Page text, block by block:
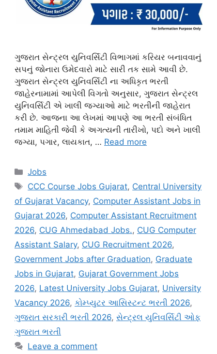
ગુજરાત સેન્ટ્રલ યુનિવર્સિટી વિભાગમાં કરિયર બનાવવાનું
સપનું જોનારા ઉમેદવારો માટે સારી તક સામે આવી છે.
ગુજરાત સેન્ટ્રલ યુનિવર્સિટી ના અધિકૃત ભરતી
જાહેરનામામાં આપેલી વિગતો અનુસાર, ગુજરાત સેન્ટ્રલ
યુનિવર્સિટી એ ખાલી જગ્યાઓ માટે ભરતીની જાહેરાત
કરી છે. આજના આ લેખમાં આપણે આ ભરતી સંબંધિત
તમામ માહિતી જેવી કે અગત્યની તારીખો, પદો અને ખાલી
જગ્યા, પગાર, લાયકાત, … Read more
Categories
Jobs
Tags
CCC Course Jobs Gujarat, Central University
of Gujarat Vacancy, Computer Assistant Jobs in
Gujarat 2026, Computer Assistant Recruitment
2026, CUG Ahmedabad Jobs., CUG Computer
Assistant Salary, CUG Recruitment 2026,
Government Jobs after Graduation, Graduate
Jobs in Gujarat, Gujarat Government Jobs
2026, Latest University Jobs Gujarat, University
Vacancy 2026, કોમ્પ્યુટર આસિસ્ટન્ટ ભરતી 2026,
ગુજરાત સરકારી ભરતી 2026, સેન્ટ્રલ યુનિવર્સિટી ઓફ
ગુજરાત ભરતી
Leave a comment